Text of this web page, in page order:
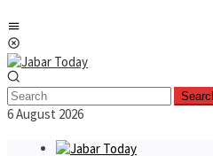
to
content
6 August 2026